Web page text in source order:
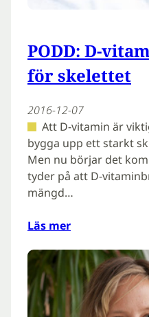
PODD: D-
för skelettet
2016-12-07
Att D-vitamin är
bygga upp ett starkt
Men nu börjar det
tyder på att D-
mängd…
Läs mer